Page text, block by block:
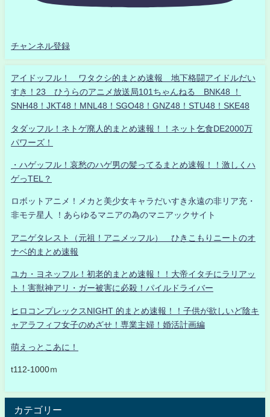
チャンネル登録
アイドッフル！ ワタクシ的まとめ速報 地下格闘アイドルだい
すき！23 ひうらのアニメ放送局101ちゃんねる BNK48 ！
SNH48！JKT48！MNL48！SGO48！GNZ48！STU48！SKE48
タダッフル！ネトゲ廃人的まとめ速報！！ネット乞食DE2000万
パワーズ！
・ハゲッフル！哀愁のハゲ男の髪ってるまとめ速報！！激しくハ
ゲっTEL？
ロボットアニメ！メカと美少女キャラだいすき永遠の非リア充・
非モテ星人 ！あらゆるマニアの為のマニアックサイト
アニゲタレスト（元祖！アニメッフル） ひきこもりニートのオ
ナベ的まとめ速報
ユカ・ヨネッフル！初老的まとめ速報！！大帝イタチにラリアッ
ト！害獣神アリ・ガー被害に必殺！パイルドライバー
ヒロコンプレックスNIGHT 的まとめ速報！！子供が欲しいど陰キ
ャアラフィフ女子のめざせ！専業主婦！婚活計画編
萌えっとこあに！
t112-1000ｍ
カテゴリー